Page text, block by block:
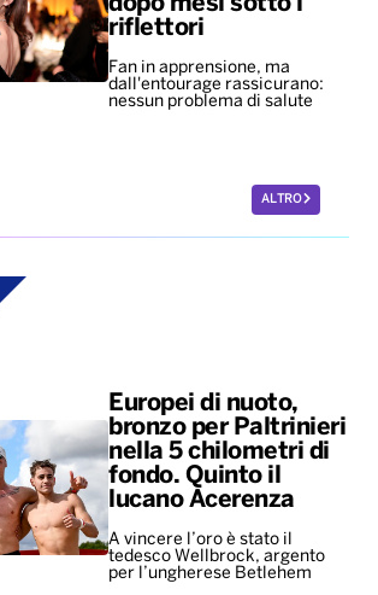
riflettori
Fan in apprensione, ma
dall'entourage rassicurano:
nessun problema di salute
ALTRO
Europei di nuoto,
bronzo per Paltrinieri
nella 5 chilometri di
fondo. Quinto il
lucano Acerenza
A vincere l’oro è stato il
tedesco Wellbrock, argento
per l’ungherese Betlehem